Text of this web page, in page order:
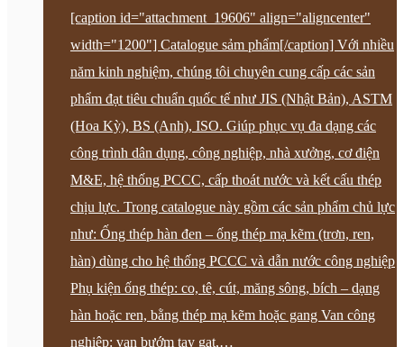
[caption id="attachment_19606" align="aligncenter"
width="1200"] Catalogue sảm phẩm[/caption] Với nhiều
năm kinh nghiệm, chúng tôi chuyên cung cấp các sản
phẩm đạt tiêu chuẩn quốc tế như JIS (Nhật Bản), ASTM
(Hoa Kỳ), BS (Anh), ISO. Giúp phục vụ đa dạng các
công trình dân dụng, công nghiệp, nhà xưởng, cơ điện
M&E, hệ thống PCCC, cấp thoát nước và kết cấu thép
chịu lực. Trong catalogue này gồm các sản phẩm chủ lực
như: Ống thép hàn đen – ống thép mạ kẽm (trơn, ren,
hàn) dùng cho hệ thống PCCC và dẫn nước công nghiệp
Phụ kiện ống thép: co, tê, cút, măng sông, bích – dạng
hàn hoặc ren, bằng thép mạ kẽm hoặc gang Van công
nghiệp: van bướm tay gạt,…